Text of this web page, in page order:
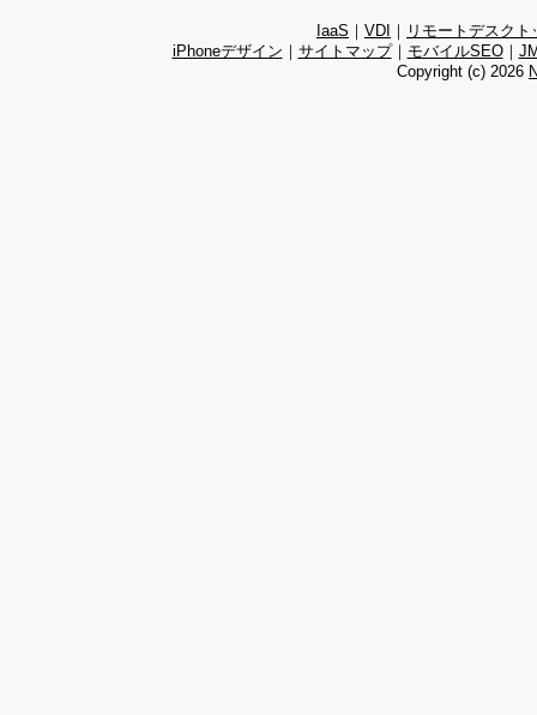
IaaS ｜ VDI ｜ リモートデスクト
iPhoneデザイン ｜ サイトマップ｜ モバイルSEO｜
Copyright (c) 2026